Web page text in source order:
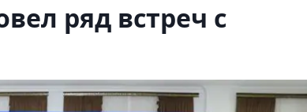
ряд встреч с